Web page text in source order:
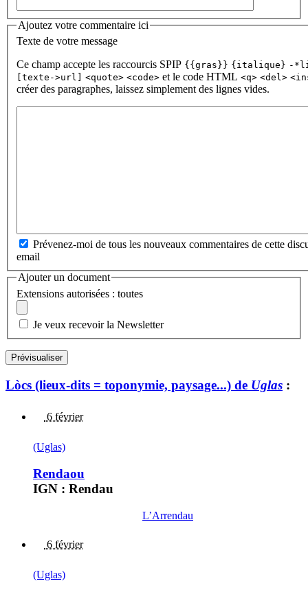
Ajoutez votre commentaire ici
Texte de votre message
Ce champ accepte les raccourcis SPIP {{gras}} {italique} -
[texte->url]
<quote> <code> et le code HTML <q> <del>
créer des paragraphes, laissez simplement des lignes vides.
Prévenez-moi de tous les nouveaux commentaires de cette
email
Ajouter un document
Extensions autorisées : toutes
Je veux recevoir la Newsletter
Lòcs (lieux-dits = toponymie, paysage...) de Uglas :
6 février
(Uglas)
Rendaou
IGN : Rendau
L’Arrendau
6 février
(Uglas)